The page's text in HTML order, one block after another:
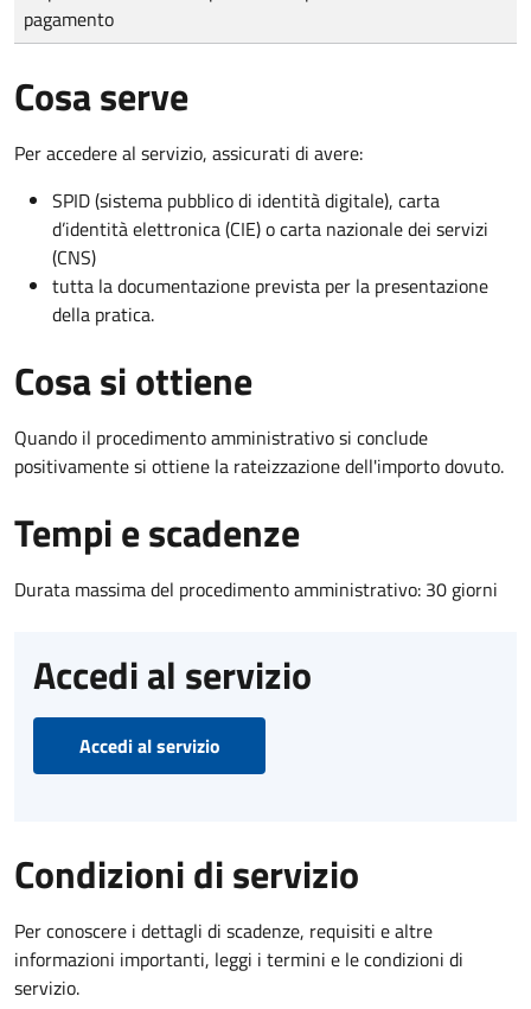
pagamento
Cosa serve
Per accedere al servizio, assicurati di avere:
SPID (sistema pubblico di identità digitale), carta
d’identità elettronica (CIE) o carta nazionale dei servizi
(CNS)
tutta la documentazione prevista per la presentazione
della pratica.
Cosa si ottiene
Quando il procedimento amministrativo si conclude
positivamente si ottiene la rateizzazione dell'importo dovuto.
Tempi e scadenze
Durata massima del procedimento amministrativo: 30 giorni
Accedi al servizio
Accedi al servizio
Condizioni di servizio
Per conoscere i dettagli di scadenze, requisiti e altre
informazioni importanti, leggi i termini e le condizioni di
servizio.